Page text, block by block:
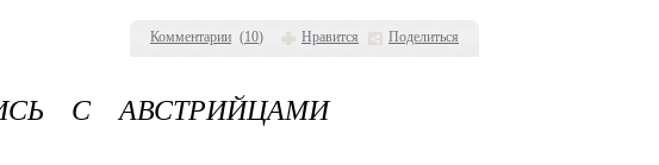
Комментарии (10) Нравится Поделиться
С АВСТРИЙЦАМИ